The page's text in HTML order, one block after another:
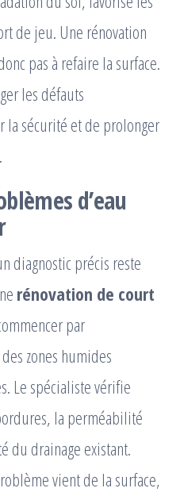
de jeu. Une rénovation
pas à refaire la surface.
les défauts
la sécurité et de prolonger
d’eau
diagnostic précis reste
rénovation de court
par
zones humides
Le spécialiste vérifie
la perméabilité
du drainage existant.
vient de la surface,